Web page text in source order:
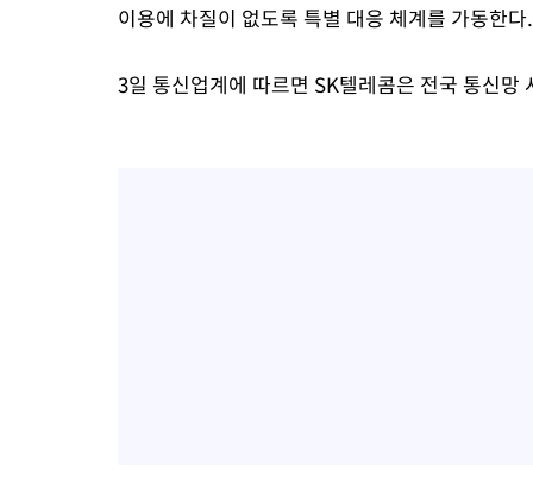
이용에 차질이 없도록 특별 대응 체계를 가동한다.
3일 통신업계에 따르면 SK텔레콤은 전국 통신